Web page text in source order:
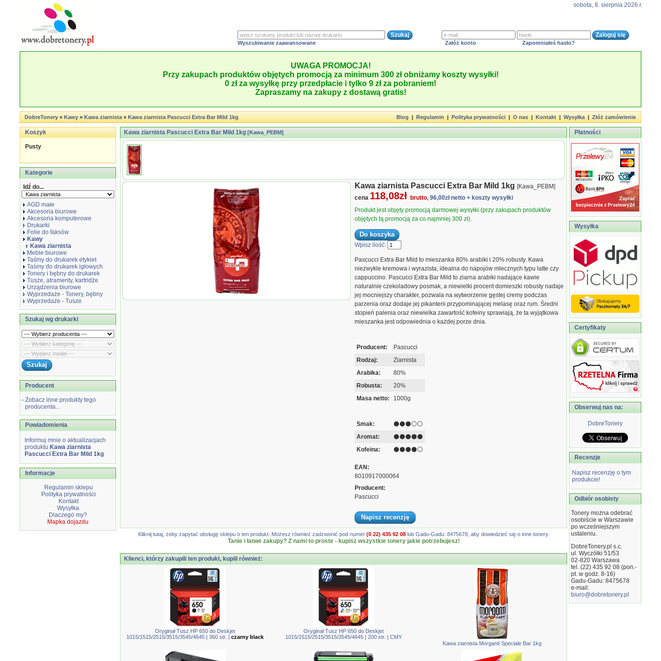
sobota, 8. sierpnia 2026 r.
Wyszukiwanie zaawansowane Załóż konto Zapomniałeś hasło?
UWAGA PROMOCJA!
Przy zakupach produktów objętych promocją za minimum 300 zł obniżamy koszty wysyłki!
0 zł za wysyłkę przy przedpłacie i tylko 9 zł za pobraniem!
Zapraszamy na zakupy z dostawą gratis!
DobreTonery»Kawy»Kawa ziarnista»Kawa ziarnista Pascucci Extra Bar Mild 1kg Blog|Regulamin|Polityka prywatności|O nas|Kontakt|Wysyłka|Złóż zamówienie
Koszyk
Pusty
Kategorie
Idź do...
AGD małe
Akcesoria biurowe
Akcesoria komputerowe
Drukarki
Folie do faksów
Kawy
Kawa ziarnista
Meble biurowe
Taśmy do drukarek etykiet
Taśmy do drukarek igłowych
Tonery i bębny do drukarek
Tusze, atramenty, kartridże
Urządzenia biurowe
Wyprzedaże - Tonery, bębny
Wyprzedaże - Tusze
Szukaj wg drukarki
Producent
- Zobacz inne produkty tego
producenta...
Powiadomienia
Informuj mnie o aktualizacjach
produktu Kawa ziarnista
Pascucci Extra Bar Mild 1kg
Informacje
Regulamin sklepu
Polityka prywatności
Kontakt
Wysyłka
Dlaczego my?
Mapka dojazdu
Kawa ziarnista Pascucci Extra Bar Mild 1kg [Kawa_PEBM]
Kawa ziarnista
Kawa ziarnista Pascucci Extra Bar Mild 1kg [Kawa_PEBM]
cena 118,08zł brutto, 96,00zł netto + koszty wysyłki
Produkt jest objęty promocją darmowej wysyłki (przy zakupach produktów
objętych tą promocją za co najmniej 300 zł).
Wpisz ilość:
Pascucci Extra Bar Mild to mieszanka 80% arabiki i 20% robusty. Kawa
niezwykle kremowa i wyrazista, idealna do napojów mlecznych typu latte czy
cappuccino. Pascucci Extra Bar Mild to ziarna arabiki nadające kawie
naturalnie czekoladowy posmak, a niewielki procent domieszki robusty nadaje
jej mocniejszy charakter, pozwala na wytworzenie gęstej cremy podczas
parzenia oraz dodaje jej pikanterii przypominającej melasę oraz rum. Średni
stopień palenia oraz niewielka zawartość kofeiny sprawiają, że ta wyjątkowa
mieszanka jest odpowiednia o każdej porze dnia.
Producent:
Pascucci
Rodzaj:
Ziarnista
Arabika:
80%
Robusta:
20%
Masa netto:
1000g
Smak:
⚫⚫⚫⚪⚪
Aromat:
⚫⚫⚫⚫⚫
Kofeina:
⚫⚫⚫⚫⚪
EAN:
8010917000064
Producent:
Pascucci
Napisz recenzję
Kliknij tutaj, żeby zapytać obsługę sklepu o ten produkt. Możesz również zadzwonić pod numer (0 22) 435 92 08lub Gadu-Gadu: 8475678, aby dowiedzieć się o inne tonery.
Tanie i łatwe zakupy? Z nami to proste - kupisz wszystkie tonery jakie potrzebujesz!
Klienci, którzy zakupili ten produkt, kupili również:
Oryginał Tusz HP 650 do Deskjet
1015/1515/2515/3515/3545/4645 | 360 str. | czarny black
Oryginał Tusz HP 650 do Deskjet
1015/1515/2515/3515/3545/4645 | 200 str. | CMY
Kawa ziarnista Morganti Speciale Bar 1kg
Płatności
Wysyłka
Certyfikaty
Obserwuj nas na:
DobreTonery
Recenzje
Napisz recenzję o tym
produkcie!
Odbiór osobisty
Tonery można odebrać
osobiście w Warszawie
po wcześniejszym
ustaleniu.
DobreTonery.pl s.c.
ul. Wyczółki 51/53
02-820 Warszawa
tel. (22) 435 92 08 (pon.-
pt. w godz. 8-16)
Gadu-Gadu: 8475678
e-mail:
biuro@dobretonery.pl